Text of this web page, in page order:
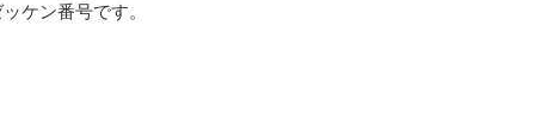
ケン番号です。